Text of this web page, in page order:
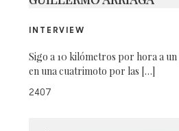
INTERVIEW
Sigo a 10 kilómetros por hora a un
en una cuatrimoto por las […]
2407